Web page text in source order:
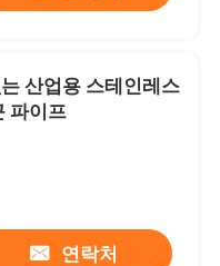
산업용 스테인레스
파이프
연락처